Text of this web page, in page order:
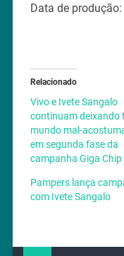
Data de
Relacionado
Vivo e Ivete Sangalo
continuam deixando
mundo mal-
em segunda fase da
campanha Giga Chip
Pampers lança
com Ivete Sangalo